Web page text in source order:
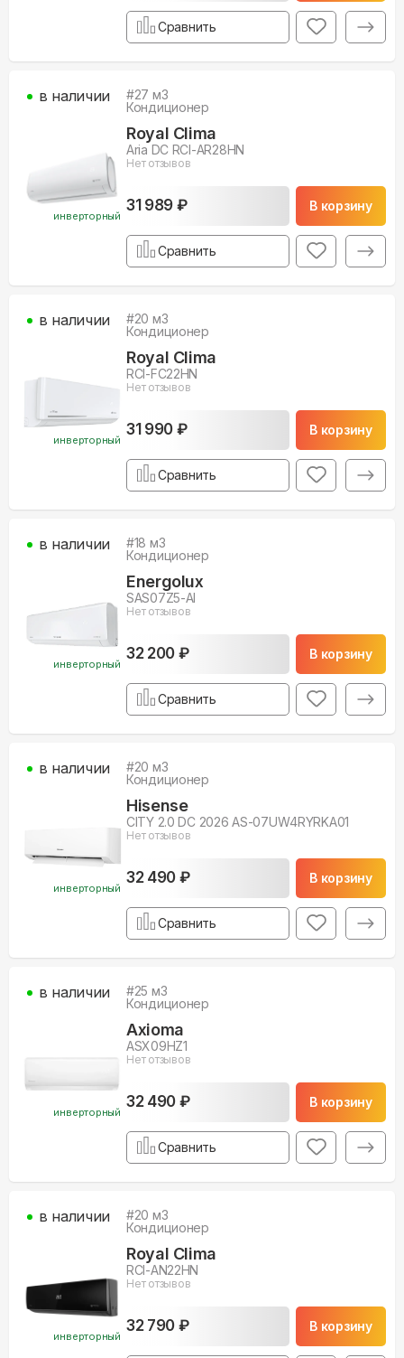
Сравнить
инверторный
#27 м3
Кондиционер
Royal Clima
Aria DC RCI-AR28HN
Нет отзывов
31 989 ₽ В корзину
в наличии
Сравнить
инверторный
#20 м3
Кондиционер
Royal Clima
RCI-FC22HN
Нет отзывов
31 990 ₽ В корзину
в наличии
Сравнить
инверторный
#18 м3
Кондиционер
Energolux
SAS07Z5-AI
Нет отзывов
32 200 ₽ В корзину
в наличии
Сравнить
инверторный
#20 м3
Кондиционер
Hisense
CITY 2.0 DC 2026 AS-07UW4RYRKA01
Нет отзывов
32 490 ₽ В корзину
в наличии
Сравнить
инверторный
#25 м3
Кондиционер
Axioma
ASX09HZ1
Нет отзывов
32 490 ₽ В корзину
в наличии
Сравнить
инверторный
#20 м3
Кондиционер
Royal Clima
RCI-AN22HN
Нет отзывов
32 790 ₽ В корзину
в наличии